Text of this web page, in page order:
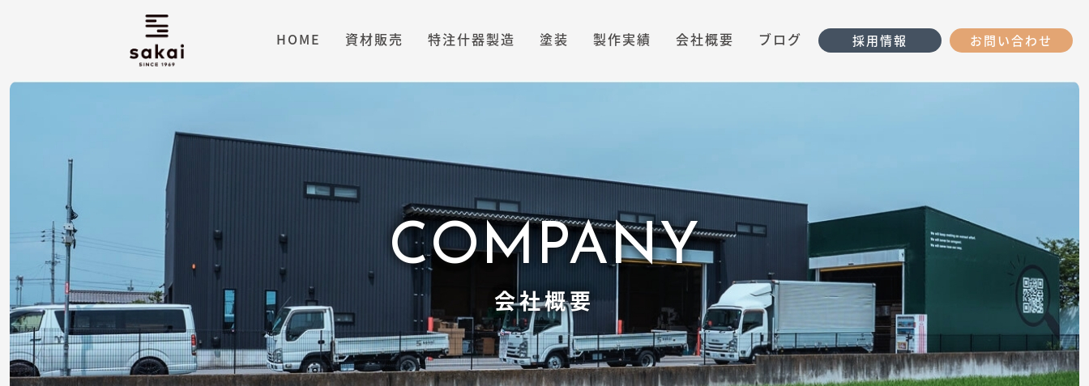
HOME 資材販売 特注什器製造 塗装 製作実績 会社概要 ブログ 採用情報 お問い合わせ
COMPANY
会社概要